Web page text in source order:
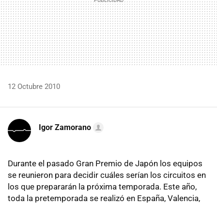
12 Octubre 2010
Igor Zamorano
Durante el pasado Gran Premio de Japón los equipos
se reunieron para decidir cuáles serían los circuitos en
los que prepararán la próxima temporada. Este año,
toda la pretemporada se realizó en España, Valencia,